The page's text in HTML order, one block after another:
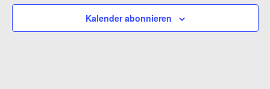
Kalender abonnieren